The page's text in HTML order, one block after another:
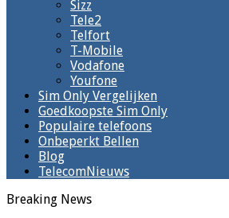
Sizz
Tele2
Telfort
T-Mobile
Vodafone
Youfone
Sim Only Vergelijken
Goedkoopste Sim Only
Populaire telefoons
Onbeperkt Bellen
Blog
TelecomNieuws
Breaking News